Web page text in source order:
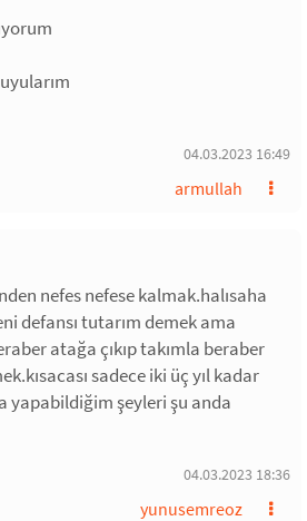
04.03.2023 16:49
armullah
nefes nefese kalmak.halısaha
defansı tutarım demek ama
atağa çıkıp takımla beraber
sadece iki üç yıl kadar
yapabildiğim şeyleri şu anda
04.03.2023 18:36
yunusemreoz